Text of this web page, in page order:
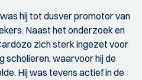
hij tot dusver promotor van
Naast het onderzoek en
zich sterk ingezet voor
scholieren, waarvoor hij de
Hij was tevens actief in de